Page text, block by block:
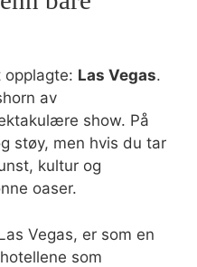
opplagte: Las Vegas.
av
show. På
støy, men hvis du tar
kultur og
oaser.
Vegas, er som en
som